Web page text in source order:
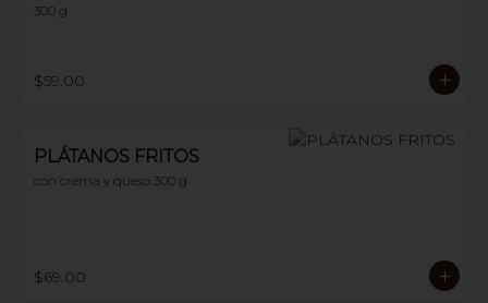
300 g
$59.00
PLÁTANOS FRITOS
con crema y queso 300 g
$69.00